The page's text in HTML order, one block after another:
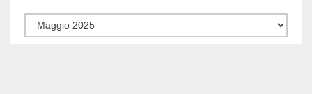
Tutti
articoli